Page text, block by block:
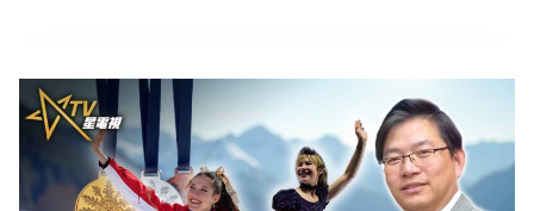
袖
遇
襲
身
亡
｜
諮
文
不
聞
不